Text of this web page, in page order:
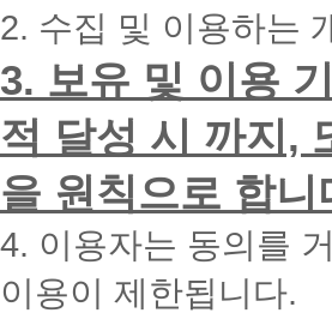
화
드
리
겠
습
니
다.
2. 수집 및 이용하는
3. 보유 및 이용
적 달성 시 까지,
을 원칙으로 합니
4. 이용자는 동의를
이용이 제한됩니다.